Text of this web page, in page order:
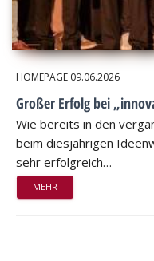
HOMEPAGE 09.06.2026
Großer Erfolg bei
Wie bereits in den
beim diesjährigen
sehr erfolgreich…
MEHR